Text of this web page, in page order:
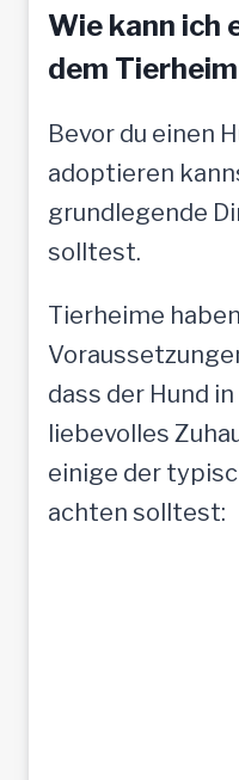
Wie kann ich
dem
Bevor du einen
adoptieren
grundlegende
solltest.
Tierheime
dass der Hund
liebevolles
einige der
achten solltest: